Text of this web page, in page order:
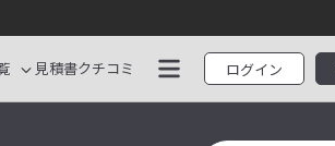
見積書クチコミ ログイン